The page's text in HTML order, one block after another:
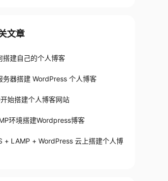
文章
搭建自己的个人博客
务器搭建 WordPress 个人博客
始搭建个人博客网站
环境搭建Wordpress博客
+ LAMP + WordPress 云上搭建个人博